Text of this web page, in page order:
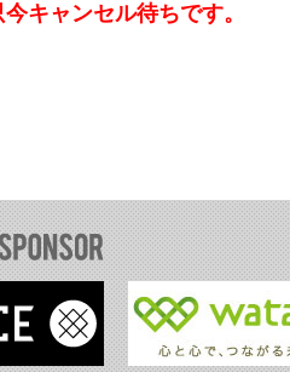
キャンセル待ちです。